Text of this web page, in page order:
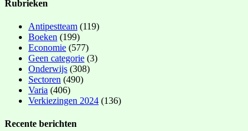
Rubrieken
Antipestteam (119)
Boeken (199)
Economie (577)
Geen categorie (3)
Onderwijs (308)
Sectoren (490)
Varia (406)
Verkiezingen 2024 (136)
Recente berichten